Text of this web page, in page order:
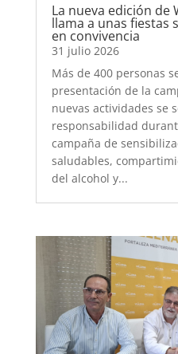
La nueva edición de
llama a unas fiestas
en convivencia
31 julio 2026
Más de 400 personas
presentación de la
nuevas actividades se
responsabilidad
campaña de
saludables,
del alcohol y...